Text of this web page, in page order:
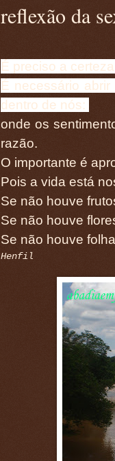
reflexão da
É preciso a
É necessário
dentro de nós:
onde os
razão.
O importante é
Pois a vida está
Se não houve
Se não houve
Se não houve
Henfil